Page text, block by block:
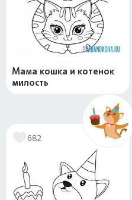
Мама кошка и котенок
милость
682